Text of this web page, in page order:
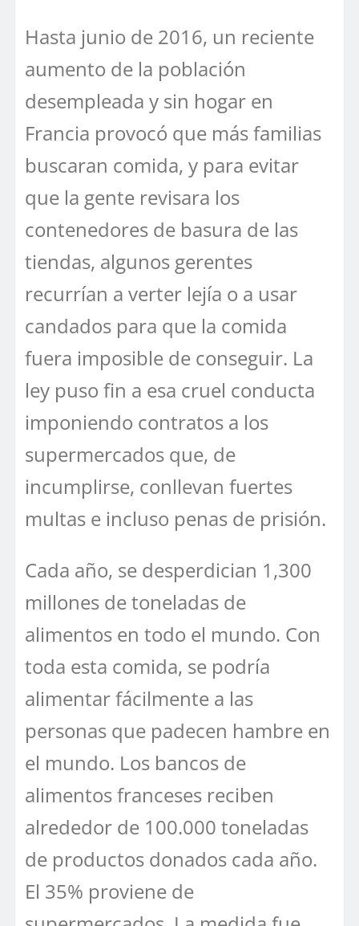
Hasta junio de 2016, un reciente
aumento de la población
desempleada y sin hogar en
Francia provocó que más familias
buscaran comida, y para evitar
que la gente revisara los
contenedores de basura de las
tiendas, algunos gerentes
recurrían a verter lejía o a usar
candados para que la comida
fuera imposible de conseguir. La
ley puso fin a esa cruel conducta
imponiendo contratos a los
supermercados que, de
incumplirse, conllevan fuertes
multas e incluso penas de prisión.
Cada año, se desperdician 1,300
millones de toneladas de
alimentos en todo el mundo. Con
toda esta comida, se podría
alimentar fácilmente a las
personas que padecen hambre en
el mundo. Los bancos de
alimentos franceses reciben
alrededor de 100.000 toneladas
de productos donados cada año.
El 35% proviene de